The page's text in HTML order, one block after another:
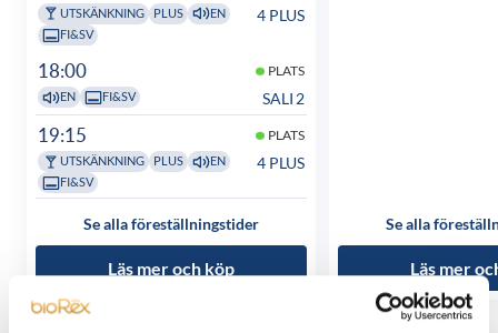
UTSKÄNKNING PLUS
EN
FI&SV
4 PLUS
18:00 PLATS
EN FI&SV SALI 2
19:15 PLATS
UTSKÄNKNING PLUS
EN
FI&SV
4 PLUS
Se alla föreställningstider
Läs mer och köp
Se alla
Läs mer